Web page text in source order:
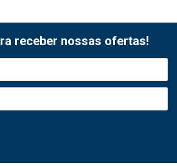
receber nossas ofertas!